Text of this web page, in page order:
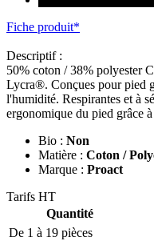
Fiche produit*
Descriptif :
50% coton / 38% polyester
Lycra®. Conçues pour pied
l'humidité. Respirantes et à
ergonomique du pied grâce
Bio : Non
Matière : Coton /
Marque : Proact
Tarifs HT
Quantité
De 1 à 19 pièces